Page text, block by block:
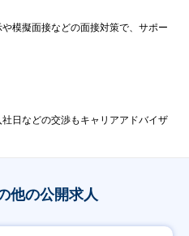
模擬面接などの面接対策で、サポー
日などの交渉もキャリアアドバイザ
他の公開求人